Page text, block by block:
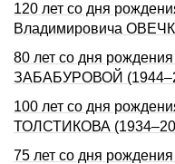
120 лет со дня
Владимировича
80 лет со дня
ЗАБАБУРОВОЙ
100 лет со дня
ТОЛСТИКОВА
75 лет со дня